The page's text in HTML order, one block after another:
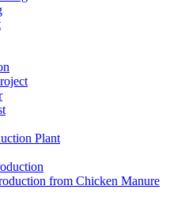
Plant
from Chicken Manure